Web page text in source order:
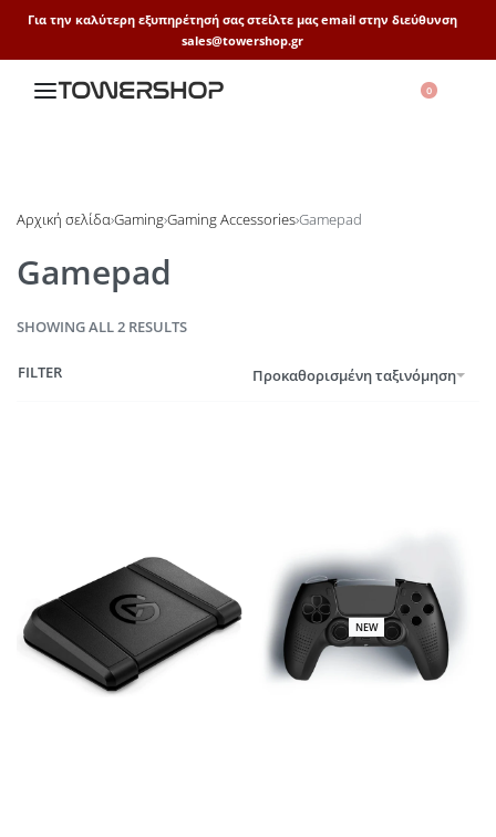
Για την καλύτερη εξυπηρέτησή σας στείλτε μας email στην διεύθυνση
sales@towershop.gr
0
Αρχική σελίδα›Gaming›Gaming Accessories›Gamepad
Gamepad
SHOWING ALL 2 RESULTS
Προκαθορισμένη ταξινόμηση
FILTER
NEW